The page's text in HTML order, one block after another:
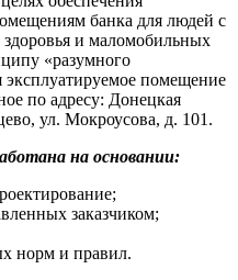
банка для людей с
и маломобильных
«разумного
эксплуатируемое помещение
по адресу: Донецкая
ул. Мокроусова, д. 101.
на основании:
заказчиком;
норм и правил.